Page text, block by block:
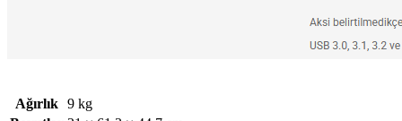
Ağırlık 9 kg